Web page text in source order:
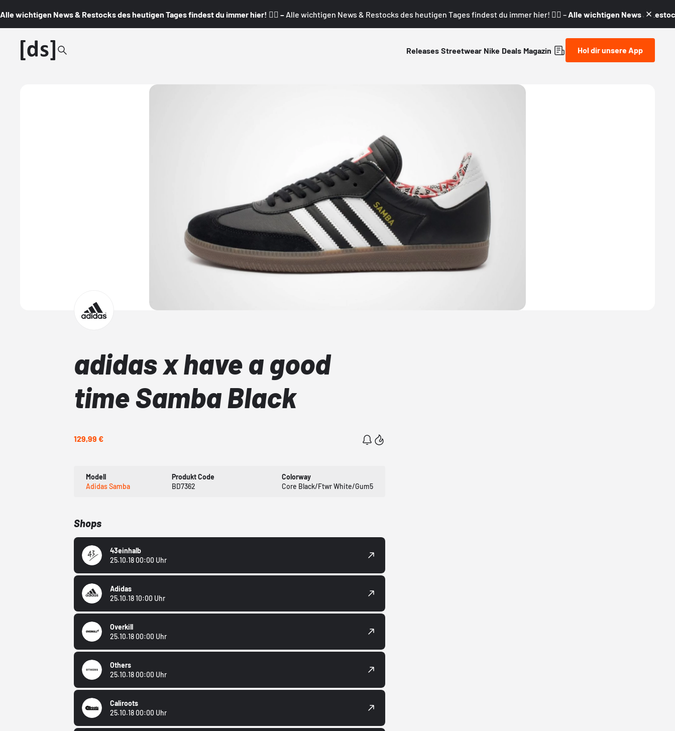
Alle wichtigen News & Restocks des heutigen Tages findest du immer hier! 👇🏼 – Alle wichtigen News & Restocks des heutigen Tages findest du immer hier! 👇🏼 – Alle wichtigen News &
Releases Streetwear Nike Deals Magazin Hol dir unsere App
adidas x have a good
time Samba Black
129,99 €
Modell
Adidas Samba
Produkt Code
BD7362
Colorway
Core Black/Ftwr White/Gum5
Shops
43einhalb
25.10.18 00:00 Uhr
Adidas
25.10.18 10:00 Uhr
Overkill
25.10.18 00:00 Uhr
Others
25.10.18 00:00 Uhr
Caliroots
25.10.18 00:00 Uhr